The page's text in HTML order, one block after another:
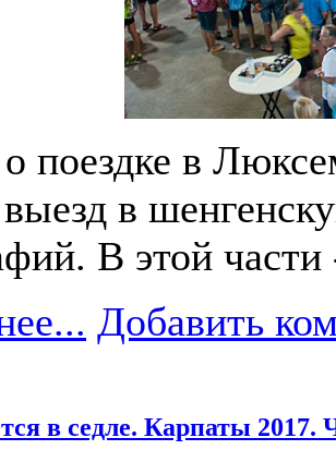
о поездке в
в
В этой
Добавить
в седле. Карпаты 2017.